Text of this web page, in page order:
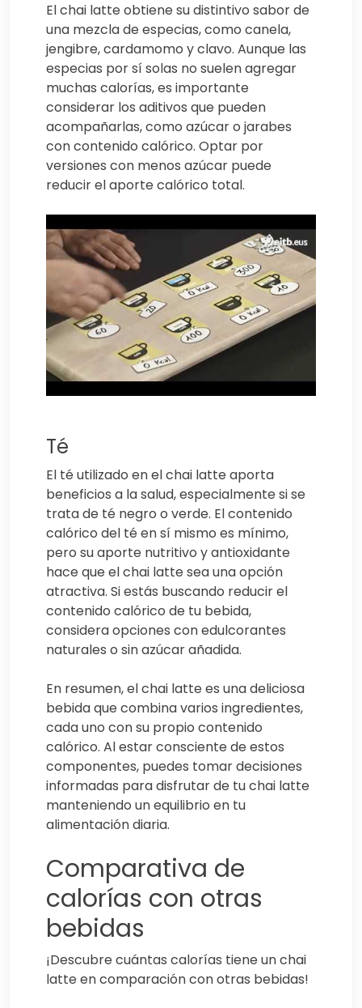
El chai latte obtiene su distintivo sabor de
una mezcla de especias, como canela,
jengibre, cardamomo y clavo. Aunque las
especias por sí solas no suelen agregar
muchas calorías, es importante
considerar los aditivos que pueden
acompañarlas, como azúcar o jarabes
con contenido calórico. Optar por
versiones con menos azúcar puede
reducir el aporte calórico total.
Té
El té utilizado en el chai latte aporta
beneficios a la salud, especialmente si se
trata de té negro o verde. El contenido
calórico del té en sí mismo es mínimo,
pero su aporte nutritivo y antioxidante
hace que el chai latte sea una opción
atractiva. Si estás buscando reducir el
contenido calórico de tu bebida,
considera opciones con edulcorantes
naturales o sin azúcar añadida.
En resumen, el chai latte es una deliciosa
bebida que combina varios ingredientes,
cada uno con su propio contenido
calórico. Al estar consciente de estos
componentes, puedes tomar decisiones
informadas para disfrutar de tu chai latte
manteniendo un equilibrio en tu
alimentación diaria.
Comparativa de
calorías con otras
bebidas
¡Descubre cuántas calorías tiene un chai
latte en comparación con otras bebidas!